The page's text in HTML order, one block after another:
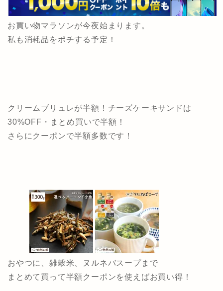
お買い物マラソンが今夜始まります。
私も消耗品をポチする予定！
クリームブリュレが半額！チーズケーキサンドは
30%OFF・まとめ買いで半額！
さらにクーポンで半額多数です！
おやつに、雑穀米、ヌルネバスープまで
まとめて買って半額クーポンを使えばお買い得！